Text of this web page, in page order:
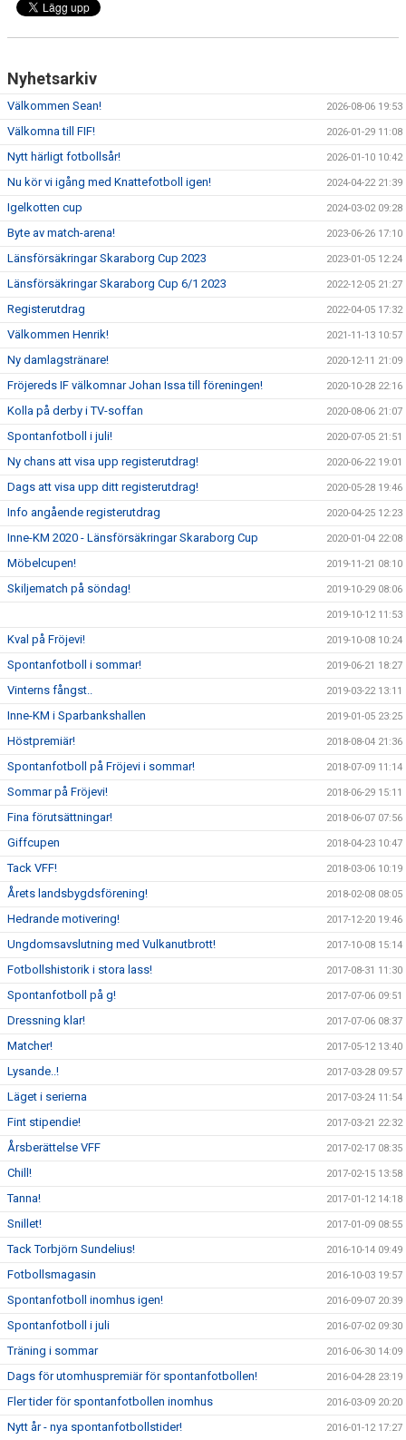
Nyhetsarkiv
Välkommen Sean! 2026-08-06 19:53
Välkomna till FIF! 2026-01-29 11:08
Nytt härligt fotbollsår! 2026-01-10 10:42
Nu kör vi igång med Knattefotboll igen! 2024-04-22 21:39
Igelkotten cup 2024-03-02 09:28
Byte av match-arena! 2023-06-26 17:10
Länsförsäkringar Skaraborg Cup 2023 2023-01-05 12:24
Länsförsäkringar Skaraborg Cup 6/1 2023 2022-12-05 21:27
Registerutdrag 2022-04-05 17:32
Välkommen Henrik! 2021-11-13 10:57
Ny damlagstränare! 2020-12-11 21:09
Fröjereds IF välkomnar Johan Issa till föreningen! 2020-10-28 22:16
Kolla på derby i TV-soffan 2020-08-06 21:07
Spontanfotboll i juli! 2020-07-05 21:51
Ny chans att visa upp registerutdrag! 2020-06-22 19:01
Dags att visa upp ditt registerutdrag! 2020-05-28 19:46
Info angående registerutdrag 2020-04-25 12:23
Inne-KM 2020 - Länsförsäkringar Skaraborg Cup 2020-01-04 22:08
Möbelcupen! 2019-11-21 08:10
Skiljematch på söndag! 2019-10-29 08:06
2019-10-12 11:53
Kval på Fröjevi! 2019-10-08 10:24
Spontanfotboll i sommar! 2019-06-21 18:27
Vinterns fångst.. 2019-03-22 13:11
Inne-KM i Sparbankshallen 2019-01-05 23:25
Höstpremiär! 2018-08-04 21:36
Spontanfotboll på Fröjevi i sommar! 2018-07-09 11:14
Sommar på Fröjevi! 2018-06-29 15:11
Fina förutsättningar! 2018-06-07 07:56
Giffcupen 2018-04-23 10:47
Tack VFF! 2018-03-06 10:19
Årets landsbygdsförening! 2018-02-08 08:05
Hedrande motivering! 2017-12-20 19:46
Ungdomsavslutning med Vulkanutbrott! 2017-10-08 15:14
Fotbollshistorik i stora lass! 2017-08-31 11:30
Spontanfotboll på g! 2017-07-06 09:51
Dressning klar! 2017-07-06 08:37
Matcher! 2017-05-12 13:40
Lysande..! 2017-03-28 09:57
Läget i serierna 2017-03-24 11:54
Fint stipendie! 2017-03-21 22:32
Årsberättelse VFF 2017-02-17 08:35
Chill! 2017-02-15 13:58
Tanna! 2017-01-12 14:18
Snillet! 2017-01-09 08:55
Tack Torbjörn Sundelius! 2016-10-14 09:49
Fotbollsmagasin 2016-10-03 19:57
Spontanfotboll inomhus igen! 2016-09-07 20:39
Spontanfotboll i juli 2016-07-02 09:30
Träning i sommar 2016-06-30 14:09
Dags för utomhuspremiär för spontanfotbollen! 2016-04-28 23:19
Fler tider för spontanfotbollen inomhus 2016-03-09 20:20
Nytt år - nya spontanfotbollstider! 2016-01-12 17:27